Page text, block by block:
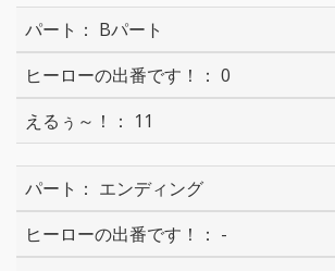
Bパート
0
11
エンディング
-